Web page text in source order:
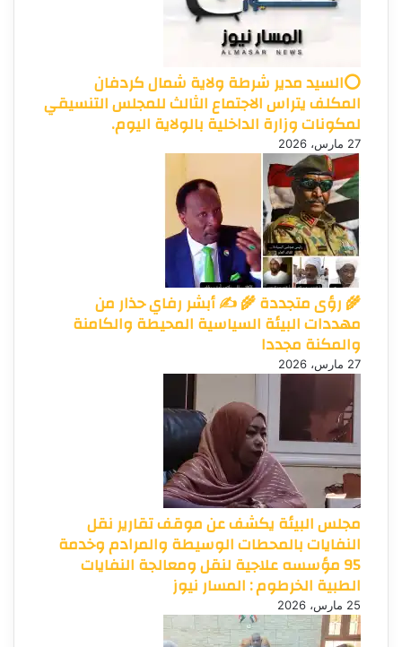
⭕السيد مدير شرطة ولاية شمال كردفان
المكلف يتراس الاجتماع الثالث للمجلس التنسيقي
لمكونات وزارة الداخلية بالولاية اليوم.
27 مارس، 2026
🌾 رؤى متجددة 🌾 ✍️ أبشر رفاي حذار من
مهددات البيئة السياسية المحيطة والكامنة
والمكنة مجددا
27 مارس، 2026
مجلس البيئة يكشف عن موقف تقارير نقل
النفايات بالمحطات الوسيطة والمرادم وخدمة
95 مؤسسه علاجية لنقل ومعالجة النفايات
الطبية الخرطوم : المسار نيوز
25 مارس، 2026